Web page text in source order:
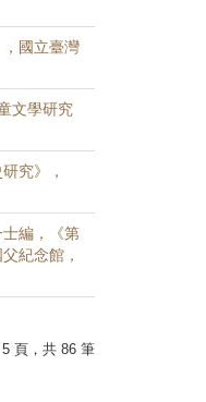
，國立臺灣
文學研究
究》，
士編，《第
紀念館，
頁，共 86 筆